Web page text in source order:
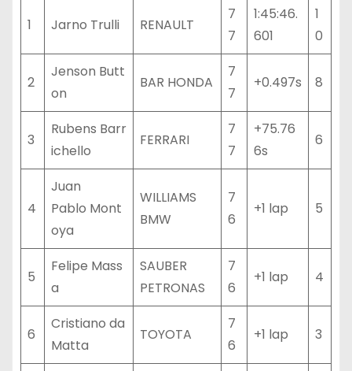
1 Jarno Trulli RENAULT
7
7
1:45:46.
601
1
0
2
Jenson Butt
on
BAR HONDA
7
7
+0.497s 8
3
Rubens Barr
ichello
FERRARI
7
7
+75.76
6s
6
4
Juan
Pablo Mont
oya
WILLIAMS
BMW
7
6
+1 lap 5
5
Felipe Mass
a
SAUBER
PETRONAS
7
6
+1 lap 4
6
Cristiano da
Matta
TOYOTA
7
6
+1 lap 3